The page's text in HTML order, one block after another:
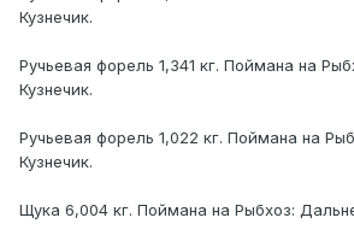
Кузнечик.
Ручьевая форель 1,341 кг. Поймана на
Кузнечик.
Ручьевая форель 1,022 кг. Поймана на
Кузнечик.
Щука 6,004 кг. Поймана на Рыбхоз: